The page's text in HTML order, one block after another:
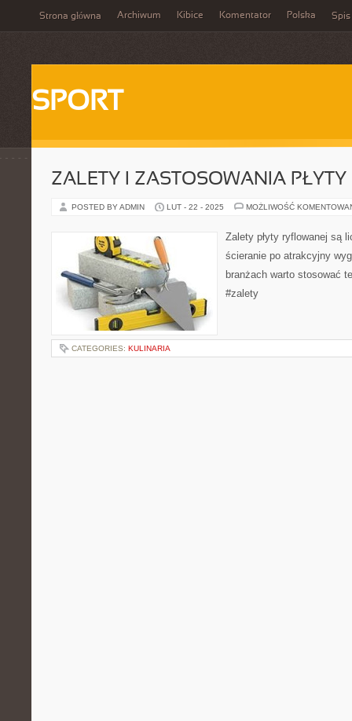
Strona główna Archiwum Kibice Komentator Polska Spis
SPORT
ZALETY I ZASTOSOWANIA PŁYTY
POSTED BY ADMIN LUT - 22 - 2025 MOŻLIWOŚĆ
Zalety płyty ryflowanej są
ścieranie po atrakcyjny
branżach warto stosować
#zalety
CATEGORIES: KULINARIA